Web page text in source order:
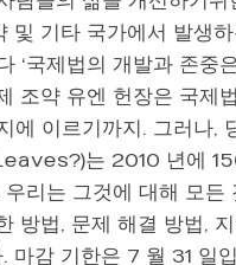
및 기타 국가에서 발생
‘국제법의 개발과 존중
조약 유엔 헌장은 국제
에 이르기까지. 그러나,
는 2010 년에
리는 그것에 대해 모
방법, 문제 해결 방법,
마감 기한은 7 월 31 일